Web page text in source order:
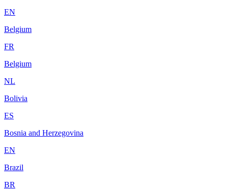
EN
Belgium
FR
Belgium
NL
Bolivia
ES
Bosnia and Herzegovina
EN
Brazil
BR